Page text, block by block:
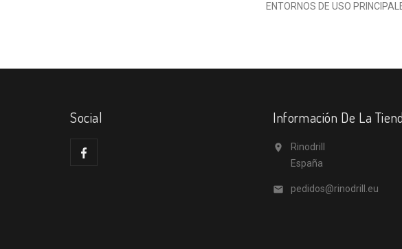
ENTORNOS DE USO
Social Información De La

Rinodrill
España
 pedidos@rinodrill.eu